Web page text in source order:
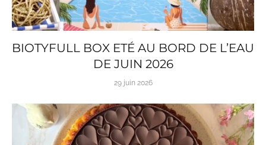
BIOTYFULL BOX ETÉ AU BORD DE L’EAU
DE JUIN 2026
29 juin 2026